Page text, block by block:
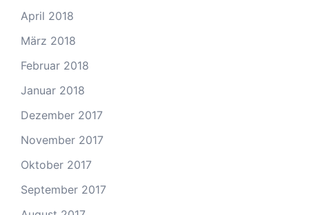
April 2018
März 2018
Februar 2018
Januar 2018
Dezember 2017
November 2017
Oktober 2017
September 2017